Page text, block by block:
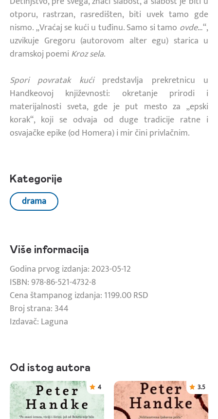
otporu, rastrzan, rasredišten, biti uvek tamo gde
nismo. „Vraćaj se kući u tuđinu. Samo si tamo ovde…“,
uzvikuje Gregoru (autorovom alter egu) starica u
dramskoj poemi Kroz sela.
Spori povratak kućipredstavlja prekretnicu u
Handkeovoj književnosti: okretanje prirodi i
materijalnosti sveta, gde je put mesto za „epski
korak“, koji se odvaja od duge tradicije ratne i
osvajačke epike (od Homera) i mir čini privlačnim.
Kategorije
drama
Više informacija
Godina prvog izdanja: 2023-05-12
ISBN: 978-86-521-4732-8
Cena štampanog izdanja: 1199.00 RSD
Broj strana: 344
Izdavač: Laguna
Od istog autora
4
3.5